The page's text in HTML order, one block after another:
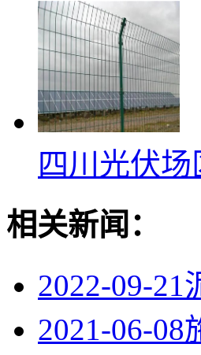
四川光伏
相关新闻：
2022-09-21
2021-06-08